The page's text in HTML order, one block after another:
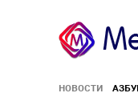
НОВОСТИ